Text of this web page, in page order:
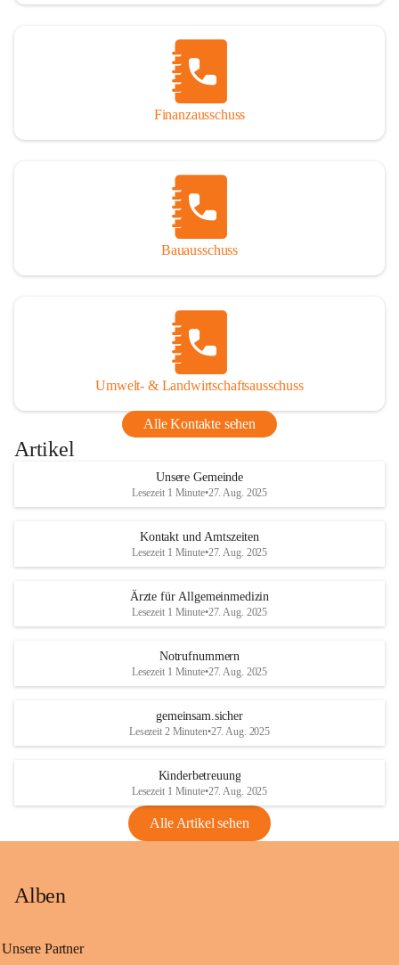
Finanzausschuss
Bauausschuss
Umwelt- & Landwirtschaftsausschuss
Alle Kontakte sehen
Artikel
Unsere Gemeinde
Lesezeit 1 Minute•27. Aug. 2025
Kontakt und Amtszeiten
Lesezeit 1 Minute•27. Aug. 2025
Ärzte für Allgemeinmedizin
Lesezeit 1 Minute•27. Aug. 2025
Notrufnummern
Lesezeit 1 Minute•27. Aug. 2025
gemeinsam.sicher
Lesezeit 2 Minuten•27. Aug. 2025
Kinderbetreuung
Lesezeit 1 Minute•27. Aug. 2025
Alle Artikel sehen
Alben
Unsere Partner